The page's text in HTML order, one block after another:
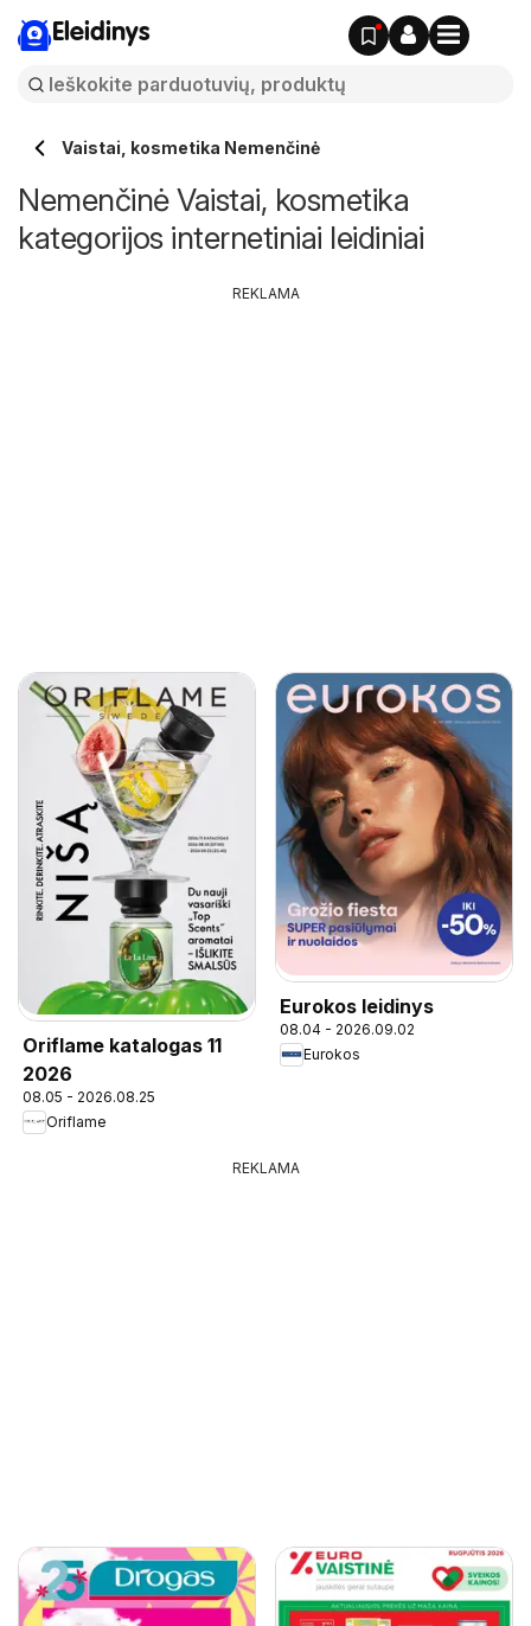
Eleidinys
Vaistai, kosmetika Nemenčinė
Nemenčinė Vaistai, kosmetika
kategorijos internetiniai leidiniai
Oriflame katalogas 11
2026
08.05 - 2026.08.25
Oriflame
Eurokos leidinys
08.04 - 2026.09.02
Eurokos
REKLAMA
REKLAMA